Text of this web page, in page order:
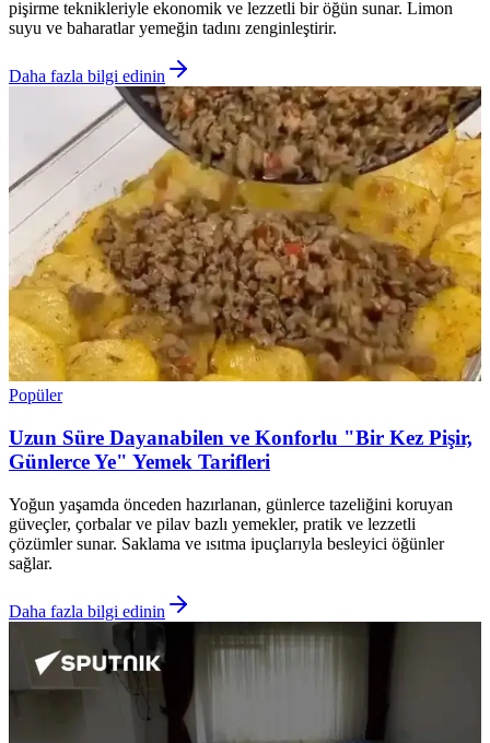
pişirme teknikleriyle ekonomik ve lezzetli bir öğün sunar. Limon
suyu ve baharatlar yemeğin tadını zenginleştirir.
Daha fazla bilgi edinin
Popüler
Uzun Süre Dayanabilen ve Konforlu "Bir Kez Pişir,
Günlerce Ye" Yemek Tarifleri
Yoğun yaşamda önceden hazırlanan, günlerce tazeliğini koruyan
güveçler, çorbalar ve pilav bazlı yemekler, pratik ve lezzetli
çözümler sunar. Saklama ve ısıtma ipuçlarıyla besleyici öğünler
sağlar.
Daha fazla bilgi edinin